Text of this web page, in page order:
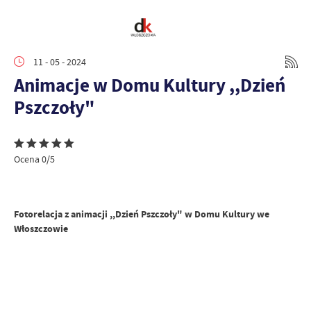
11 - 05 - 2024
Animacje w Domu Kultury ,,Dzień
Pszczoły"
Ocena 0/5
Fotorelacja z animacji ,,Dzień Pszczoły" w Domu Kultury we
Włoszczowie